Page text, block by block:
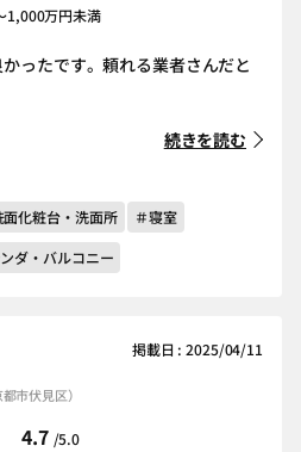
1,000万円未満
ったです。頼れる業者さんだと
続きを読む
面化粧台・洗面所
＃寝室
ダ・バルコニー
掲載日 : 2025/04/11
市伏見区）
4.7 /5.0